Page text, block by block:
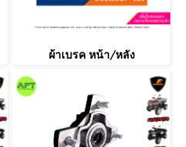
ผ้าเบรค หน้า/หลัง